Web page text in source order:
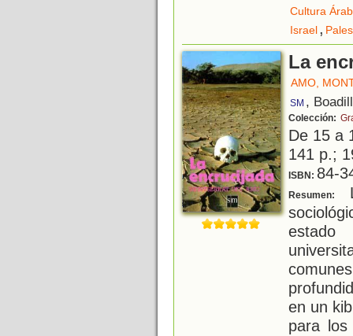
Cultura
Israel,
La
AMO,
SM ,
Colección:
De 15 a
141 p.;
ISBN: 84-
Resumen:
estado
en un
para